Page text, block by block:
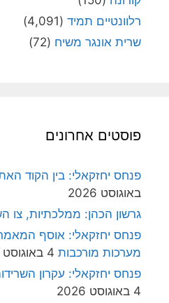
רלוונטיים תמיד (4,091)
שרית אונגר משיח (72)
פוסטים אחרונים
פנחס יחזקאלי: בין הקוד
באוגוסט 2026
גרשון הכהן: ממלכתיות, צו
פנחס יחזקאלי: אוסף
מערכות מורכבות 4 באוגוסט 2026
פנחס יחזקאלי: עקרון
4 באוגוסט 2026